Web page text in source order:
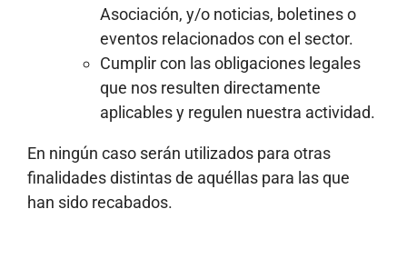
Asociación, y/o noticias, boletines o
eventos relacionados con el sector.
Cumplir con las obligaciones legales
que nos resulten directamente
aplicables y regulen nuestra actividad.
En ningún caso serán utilizados para otras
finalidades distintas de aquéllas para las que
han sido recabados.